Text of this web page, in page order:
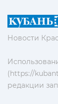
Новости
(https://
редакции